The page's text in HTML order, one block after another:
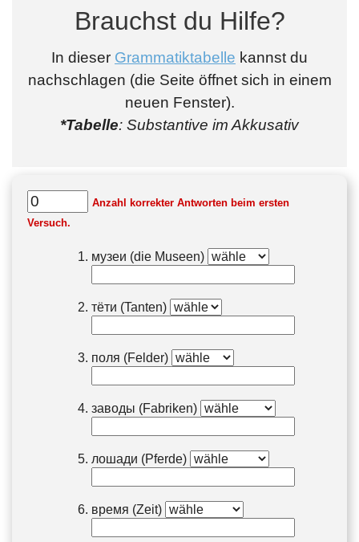
Brauchst du Hilfe?
In dieser Grammatiktabelle kannst du
nachschlagen (die Seite öffnet sich in einem
neuen Fenster).
*Tabelle: Substantive im Akkusativ
Anzahl korrekter Antworten beim ersten
Versuch.
музеи (die Museen)
тёти (Tanten)
поля (Felder)
заводы (Fabriken)
лошади (Pferde)
время (Zeit)